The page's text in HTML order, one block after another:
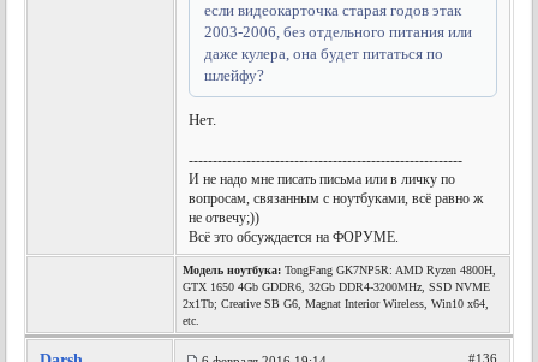
если видеокарточка старая годов этак
2003-2006, без отдельного питания или
даже кулера, она будет питаться по
шлейфу?
Нет.
---------------------------------------------------------
И не надо мне писать письма или в личку по
вопросам, связанным с ноутбуками, всё равно ж
не отвечу;))
Всё это обсуждается на ФОРУМЕ.
Модель ноутбука: TongFang GK7NP5R: AMD Ryzen 4800H,
GTX 1650 4Gb GDDR6, 32Gb DDR4-3200MHz, SSD NVME
2x1Tb; Creative SB G6, Magnat Interior Wireless, Win10 x64,
etc.
#136